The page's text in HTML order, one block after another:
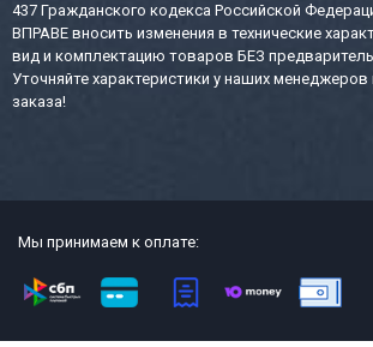
437 Гражданского кодекса Российской
ВПРАВЕ вносить изменения в технические
вид и комплектацию товаров БЕЗ
Уточняйте характеристики у наших
заказа!
Мы принимаем к оплате: